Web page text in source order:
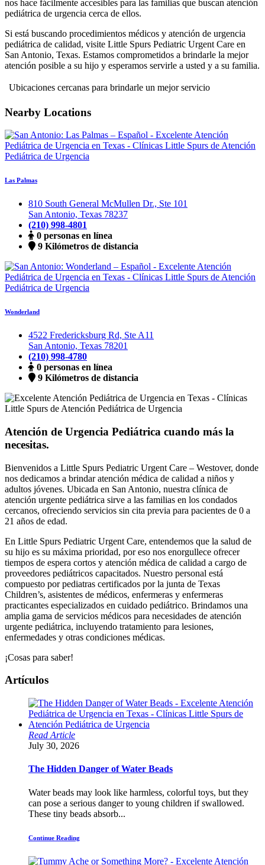
nos hace fácilmente accesibles para las familias que buscan atención
pediátrica de urgencia cerca de ellos.
Si está buscando procedimientos médicos y atención de urgencia
pediátrica de calidad, visite Little Spurs Pediatric Urgent Care en
San Antonio, Texas. Estamos comprometidos a brindarle la mejor
atención posible a su hijo y esperamos servirle a usted y a su familia.
Ubicaciones cercanas para brindarle un mejor servicio
Nearby Locations
Las Palmas
810 South General McMullen Dr., Ste 101
San Antonio, Texas 78237
(210) 998-4801
0 personas en línea
9 Kilómetros de distancia
Wonderland
4522 Fredericksburg Rd, Ste A11
San Antonio, Texas 78201
(210) 998-4780
0 personas en línea
9 Kilómetros de distancia
Atención de Urgencia Pediátrica cuando más la
necesitas.
Bienvenidos a Little Spurs Pediatric Urgent Care – Westover, donde
nos dedicamos a brindar atención médica de calidad a niños y
adultos jóvenes. Ubicada en San Antonio, nuestra clínica de
atención urgente pediátrica sirve a las familias en los condados
cercanos, ofreciendo servicios sin cita previa para pacientes de 0 a
21 años de edad.
En Little Spurs Pediatric Urgent Care, entendemos que la salud de
su hijo es su máxima prioridad, por eso nos enorgullece ofrecer
tiempos de espera cortos y atención médica de calidad a cargo de
proveedores pediátricos capacitados. Nuestro personal está
compuesto por pediatras certificados por la junta de Texas
Children’s, asistentes de médicos, enfermeras y enfermeras
practicantes especializados en cuidado pediátrico. Brindamos una
amplia gama de servicios médicos para necesidades de atención
urgente pediátrica, incluyendo tratamiento para lesiones,
enfermedades y otras condiciones médicas.
¡Cosas para saber!
Artículos
Read Article
July 30, 2026
The Hidden Danger of Water Beads
Water beads may look like harmless, colorful toys, but they
can pose a serious danger to young children if swallowed.
These tiny beads absorb...
Continue Reading